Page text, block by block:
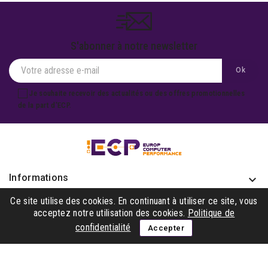
S'abonner à notre newsletter
Je souhaite recevoir des actualités ou des offres promotionnelles
de la part d'ECP.
Informations keyboard_arrow_down
Produits 
Notre société
Ce site utilise des cookies. En continuant à utiliser ce site, vous
acceptez notre utilisation des cookies. Politique de
confidentialité
Accepter
